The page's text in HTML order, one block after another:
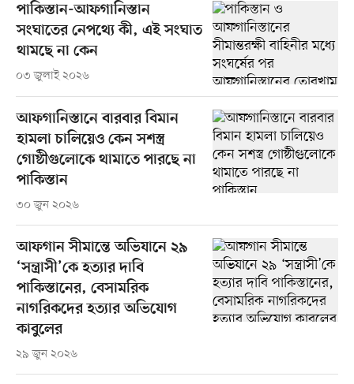
পাকিস্তান-আফগানিস্তান
সংঘাতের নেপথ্যে কী, এই সংঘাত
থামছে না কেন
০৩ জুলাই ২০২৬
আফগানিস্তানে বারবার বিমান
হামলা চালিয়েও কেন সশস্ত্র
গোষ্ঠীগুলোকে থামাতে পারছে না
পাকিস্তান
৩০ জুন ২০২৬
আফগান সীমান্তে অভিযানে ২৯
‘সন্ত্রাসী’কে হত্যার দাবি
পাকিস্তানের, বেসামরিক
নাগরিকদের হত্যার অভিযোগ
কাবুলের
২৯ জুন ২০২৬